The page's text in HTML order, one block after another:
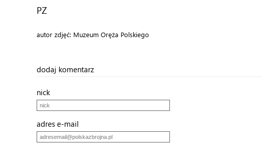
PZ
autor zdjęć: Muzeum Oręża Polskiego
dodaj komentarz
nick
adres e-mail